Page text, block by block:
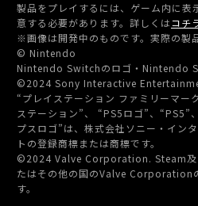
製品をプレイするには、ゲーム内に表
意する必要があります。詳しくはコチ
※画像は開発中のものです。実際の製
© Nintendo
Nintendo Switchのロゴ・Nintendo
©2024 Sony Interactive
“プレイステーション ファミリーマ
ステーション”、 “PS5ロゴ”、“PS5”
プスロゴ”は、 株式会社ソニー・イン
トの登録商標または商標です。
©2024 Valve Corporation. Steam及
たはその他の国のValve Corporation
す。